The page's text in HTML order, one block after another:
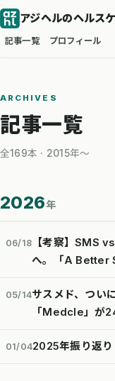
アジヘルのヘルス
記事一覧 プロフィール
ARCHIVES
記事一覧
全169本 · 2015年〜
2026年
06/18
【考察】SMS
へ。「A Better
05/14サスメド、つい
「Medcle」が
01/042025年振り返り